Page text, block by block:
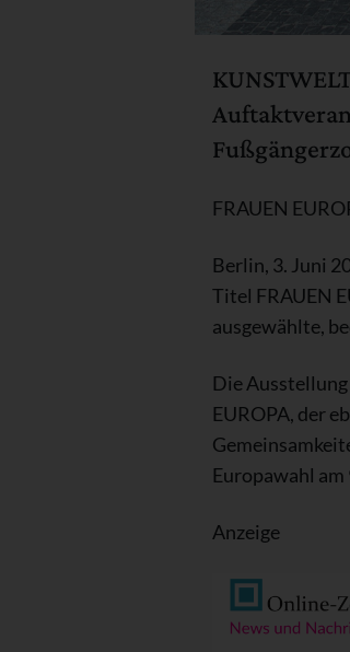
FRAUEN
Berlin, 3. Juni
Titel FRAUEN
ausgewählte,
Die
EUROPA, der
Europawahl am
Anzeige